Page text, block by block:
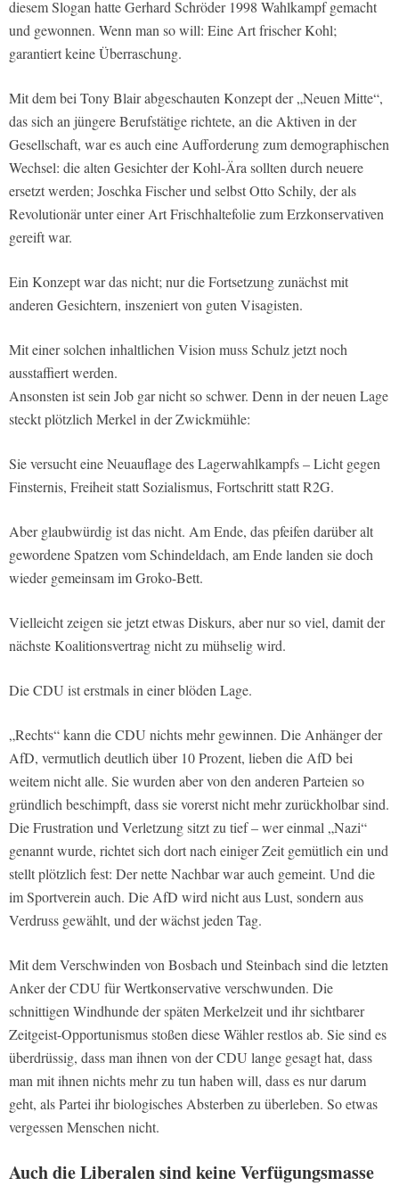
diesem Slogan hatte Gerhard Schröder 1998 Wahlkampf gemacht
und gewonnen. Wenn man so will: Eine Art frischer Kohl;
garantiert keine Überraschung.
Mit dem bei Tony Blair abgeschauten Konzept der „Neuen Mitte“,
das sich an jüngere Berufstätige richtete, an die Aktiven in der
Gesellschaft, war es auch eine Aufforderung zum demographischen
Wechsel: die alten Gesichter der Kohl-Ära sollten durch neuere
ersetzt werden; Joschka Fischer und selbst Otto Schily, der als
Revolutionär unter einer Art Frischhaltefolie zum Erzkonservativen
gereift war.
Ein Konzept war das nicht; nur die Fortsetzung zunächst mit
anderen Gesichtern, inszeniert von guten Visagisten.
Mit einer solchen inhaltlichen Vision muss Schulz jetzt noch
ausstaffiert werden.
Ansonsten ist sein Job gar nicht so schwer. Denn in der neuen Lage
steckt plötzlich Merkel in der Zwickmühle:
Sie versucht eine Neuauflage des Lagerwahlkampfs – Licht gegen
Finsternis, Freiheit statt Sozialismus, Fortschritt statt R2G.
Aber glaubwürdig ist das nicht. Am Ende, das pfeifen darüber alt
gewordene Spatzen vom Schindeldach, am Ende landen sie doch
wieder gemeinsam im Groko-Bett.
Vielleicht zeigen sie jetzt etwas Diskurs, aber nur so viel, damit der
nächste Koalitionsvertrag nicht zu mühselig wird.
Die CDU ist erstmals in einer blöden Lage.
„Rechts“ kann die CDU nichts mehr gewinnen. Die Anhänger der
AfD, vermutlich deutlich über 10 Prozent, lieben die AfD bei
weitem nicht alle. Sie wurden aber von den anderen Parteien so
gründlich beschimpft, dass sie vorerst nicht mehr zurückholbar sind.
Die Frustration und Verletzung sitzt zu tief – wer einmal „Nazi“
genannt wurde, richtet sich dort nach einiger Zeit gemütlich ein und
stellt plötzlich fest: Der nette Nachbar war auch gemeint. Und die
im Sportverein auch. Die AfD wird nicht aus Lust, sondern aus
Verdruss gewählt, und der wächst jeden Tag.
Mit dem Verschwinden von Bosbach und Steinbach sind die letzten
Anker der CDU für Wertkonservative verschwunden. Die
schnittigen Windhunde der späten Merkelzeit und ihr sichtbarer
Zeitgeist-Opportunismus stoßen diese Wähler restlos ab. Sie sind es
überdrüssig, dass man ihnen von der CDU lange gesagt hat, dass
man mit ihnen nichts mehr zu tun haben will, dass es nur darum
geht, als Partei ihr biologisches Absterben zu überleben. So etwas
vergessen Menschen nicht.
Auch die Liberalen sind keine Verfügungsmasse